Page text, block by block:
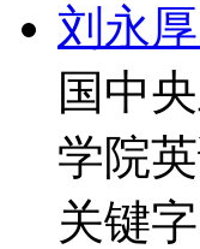
刘永厚
国中
学院
关键